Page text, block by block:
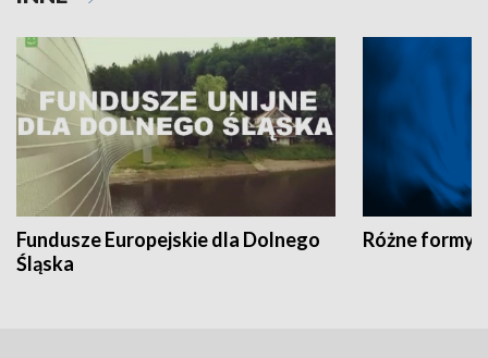
Fundusze Europejskie dla Dolnego
Śląska
Różne formy